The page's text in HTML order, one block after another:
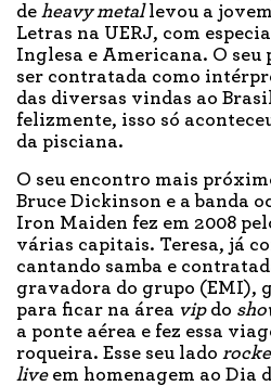
de heavy metallevou a
Letras na UERJ, com
Inglesa e Americana. O seu
ser contratada como
das diversas vindas ao
felizmente, isso só
da pisciana.
O seu encontro mais
Bruce Dickinson e a banda
Iron Maiden fez em 2008
várias capitais. Teresa, já
cantando samba e
gravadora do grupo (EMI),
para ficar na área vip do
a ponte aérea e fez essa
roqueira. Esse seu lado
liveem homenagem ao Dia